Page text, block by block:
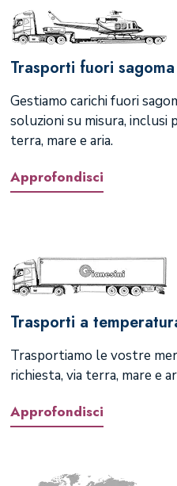
Trasporti fuori sagoma
Gestiamo carichi fuori
soluzioni su misura, inclusi
terra, mare e aria.
Approfondisci
Trasporti a
Trasportiamo le vostre
richiesta, via terra, mare e
Approfondisci